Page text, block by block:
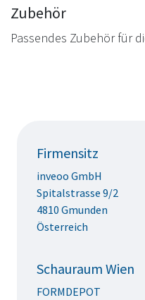
Zubehör
Passendes Zubehör für
Firmensitz
inveoo GmbH
Spitalstrasse 9/2
4810 Gmunden
Österreich
Schauraum Wien
FORMDEPOT